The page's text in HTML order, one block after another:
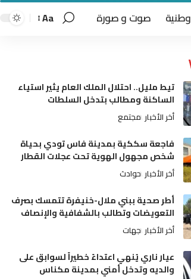
وطنية صوت و صورة Aa
تيط مليل.. احتلال الملك العام يثير استياء
الساكنة ومطالب بتدخل السلطات
أخر الأخبار مجتمع
فاجعة سككية بمدينة فاس تودي بحياة
شخص مجهول الهوية تحت عجلات القطار
أخر الأخبار حوادث
أطر صحية ببني ملال-خنيفرة تتمسك بصرف
التعويضات وتطالب بالشفافية والإنصاف
أخر الأخبار جهات
عيار ناري يُنهي اعتداءً خطيراً لسوابق على
والديه وتدخل أمني بمدينة مكناس